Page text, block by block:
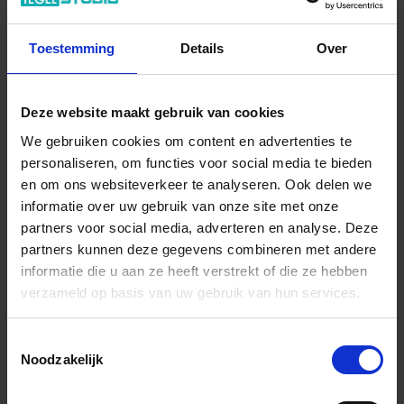
Toestemming Details Over
Deze website maakt gebruik van cookies
We gebruiken cookies om content en advertenties te
personaliseren, om functies voor social media te bieden
en om ons websiteverkeer te analyseren. Ook delen we
informatie over uw gebruik van onze site met onze
partners voor social media, adverteren en analyse. Deze
partners kunnen deze gegevens combineren met andere
informatie die u aan ze heeft verstrekt of die ze hebben
verzameld op basis van uw gebruik van hun services.
Noodzakelijk
uitstraling wilt geven is de verandering van kranen dé
een fijne sfeer, die jouw badkamer direct dat beetje extra
geeft. Met kleine veranderingen kun je zó'n groot verschil
Veel plezier bij het uitzoeken van jouw nieuwe badkamer
eyecatcher!
Tags: #Badkamer #Toilet #Inspiratie #Vernieuwing